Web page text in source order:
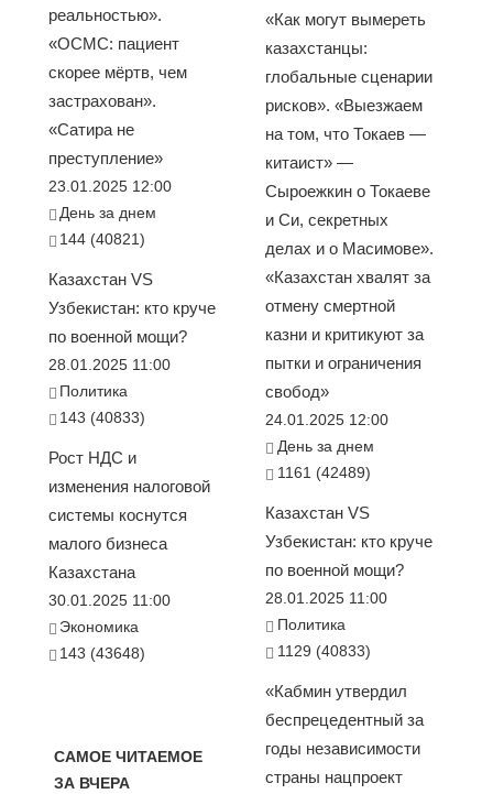
реальностью».
«ОСМС: пациент
скорее мёртв, чем
застрахован».
«Сатира не
преступление»
23.01.2025 12:00
День за днем
144 (40821)
Казахстан VS
Узбекистан: кто круче
по военной мощи?
28.01.2025 11:00
Политика
143 (40833)
Рост НДС и
изменения налоговой
системы коснутся
малого бизнеса
Казахстана
30.01.2025 11:00
Экономика
143 (43648)
САМОЕ ЧИТАЕМОЕ
ЗА ВЧЕРА
«Как могут вымереть
казахстанцы:
глобальные сценарии
рисков». «Выезжаем
на том, что Токаев —
китаист» —
Сыроежкин о Токаеве
и Си, секретных
делах и о Масимове».
«Казахстан хвалят за
отмену смертной
казни и критикуют за
пытки и ограничения
свобод»
24.01.2025 12:00
День за днем
1161 (42489)
Казахстан VS
Узбекистан: кто круче
по военной мощи?
28.01.2025 11:00
Политика
1129 (40833)
«Кабмин утвердил
беспрецедентный за
годы независимости
страны нацпроект